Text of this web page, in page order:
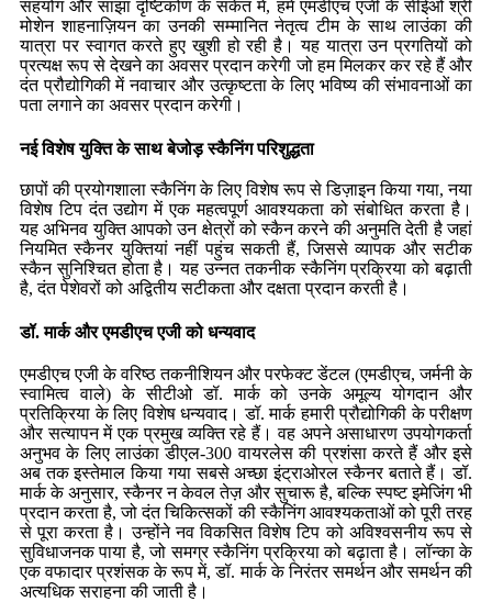
सहयोग और साझा दृष्टिकोण के संकेत में, हमें एमडीएच एजी के सीईओ श्री
मोशेन शाहनाज़ियन का उनकी सम्मानित नेतृत्व टीम के साथ लाउंका की
यात्रा पर स्वागत करते हुए खुशी हो रही है। यह यात्रा उन प्रगतियों को
प्रत्यक्ष रूप से देखने का अवसर प्रदान करेगी जो हम मिलकर कर रहे हैं और
दंत प्रौद्योगिकी में नवाचार और उत्कृष्टता के लिए भविष्य की संभावनाओं का
पता लगाने का अवसर प्रदान करेगी।
नई विशेष युक्ति के साथ बेजोड़ स्कैनिंग परिशुद्धता
छापों की प्रयोगशाला स्कैनिंग के लिए विशेष रूप से डिज़ाइन किया गया, नया
विशेष टिप दंत उद्योग में एक महत्वपूर्ण आवश्यकता को संबोधित करता है।
यह अभिनव युक्ति आपको उन क्षेत्रों को स्कैन करने की अनुमति देती है जहां
नियमित स्कैनर युक्तियां नहीं पहुंच सकती हैं, जिससे व्यापक और सटीक
स्कैन सुनिश्चित होता है। यह उन्नत तकनीक स्कैनिंग प्रक्रिया को बढ़ाती
है, दंत पेशेवरों को अद्वितीय सटीकता और दक्षता प्रदान करती है।
डॉ. मार्क और एमडीएच एजी को धन्यवाद
एमडीएच एजी के वरिष्ठ तकनीशियन और परफेक्ट डेंटल (एमडीएच, जर्मनी के
स्वामित्व वाले) के सीटीओ डॉ. मार्क को उनके अमूल्य योगदान और
प्रतिक्रिया के लिए विशेष धन्यवाद। डॉ. मार्क हमारी प्रौद्योगिकी के परीक्षण
और सत्यापन में एक प्रमुख व्यक्ति रहे हैं। वह अपने असाधारण उपयोगकर्ता
अनुभव के लिए लाउंका डीएल-300 वायरलेस की प्रशंसा करते हैं और इसे
अब तक इस्तेमाल किया गया सबसे अच्छा इंट्राओरल स्कैनर बताते हैं। डॉ.
मार्क के अनुसार, स्कैनर न केवल तेज़ और सुचारू है, बल्कि स्पष्ट इमेजिंग भी
प्रदान करता है, जो दंत चिकित्सकों की स्कैनिंग आवश्यकताओं को पूरी तरह
से पूरा करता है। उन्होंने नव विकसित विशेष टिप को अविश्वसनीय रूप से
सुविधाजनक पाया है, जो समग्र स्कैनिंग प्रक्रिया को बढ़ाता है। लॉन्का के
एक वफादार प्रशंसक के रूप में, डॉ. मार्क के निरंतर समर्थन और समर्थन की
अत्यधिक सराहना की जाती है।